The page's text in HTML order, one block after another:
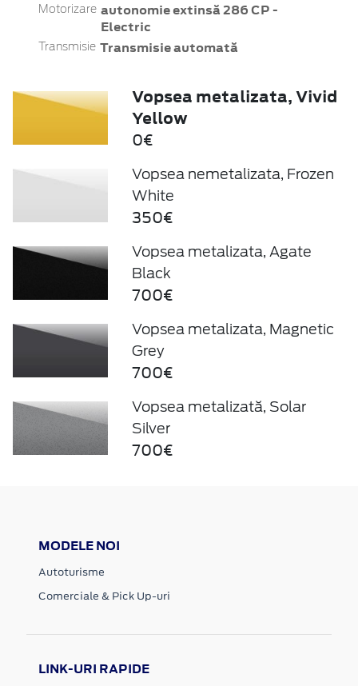
Motorizare autonomie extinsă 286 CP -
Electric
Transmisie Transmisie automată
Vopsea metalizata, Vivid
Yellow
0€
Vopsea nemetalizata, Frozen
White
350€
Vopsea metalizata, Agate
Black
700€
Vopsea metalizata, Magnetic
Grey
700€
Vopsea metalizată, Solar
Silver
700€
MODELE NOI
Autoturisme
Comerciale & Pick Up-uri
LINK-URI RAPIDE